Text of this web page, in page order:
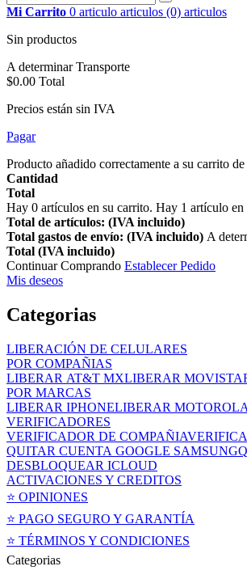
Mi Carrito 0 articulo articulos (0) articulos
Sin productos
A determinarTransporte
$0.00 Total
Precios están sin IVA
Pagar
Producto añadido correctamente a su carrito
Cantidad
Total
Hay 0 artículos en su carrito. Hay 1 artículo en
Total de artículos: (IVA incluido)
Total gastos de envío: (IVA incluido) A
Total (IVA incluido)
Continuar Comprando Establecer Pedido
Mis deseos
Categorias
LIBERACIÓN DE CELULARES
POR COMPAÑIAS
LIBERAR AT&T MXLIBERAR
POR MARCAS
LIBERAR IPHONELIBERAR MOTOROLA
VERIFICADORES
VERIFICADOR DE COMPAÑIA
QUITAR CUENTA GOOGLE SAMSUNG
DESBLOQUEAR ICLOUD
ACTIVACIONES Y CREDITOS
⭐ OPINIONES
⭐ PAGO SEGURO Y GARANTÍA
⭐ TÉRMINOS Y CONDICIONES
Categorias